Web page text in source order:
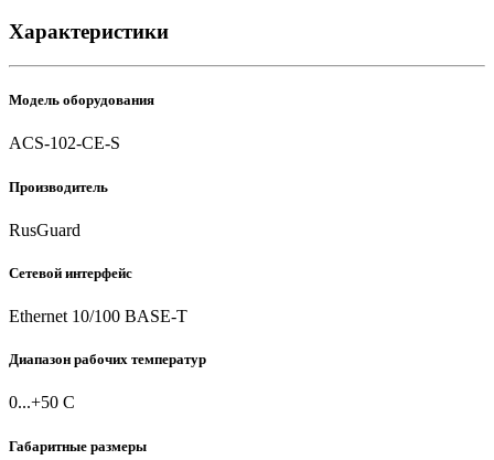
Характеристики
Модель оборудования
ACS-102-CE-S
Производитель
RusGuard
Сетевой интерфейс
Ethernet 10/100 BASE-T
Диапазон рабочих температур
0...+50 С
Габаритные размеры